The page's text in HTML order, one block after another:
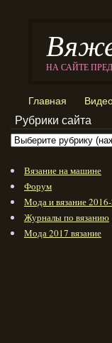
НА САЙТЕ
Главная
Рубрики сайта
Вязание на машине
Форум
Мода и вязание
Журналы по вязанию
Мода 2017 вязание